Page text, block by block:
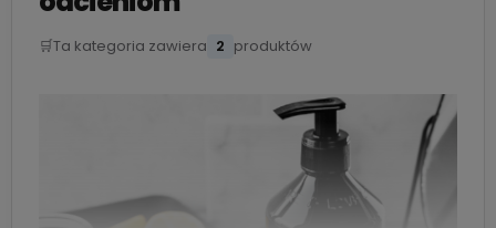
zaloguj się, aby przywrócić dodane produkty do
listy z poprzedniej sesji.
🛒Ta kategoria zawiera 2 produktów